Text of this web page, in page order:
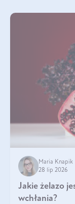
Maria Knapik
28 lip 2026
Jakie żelazo
wchłania?